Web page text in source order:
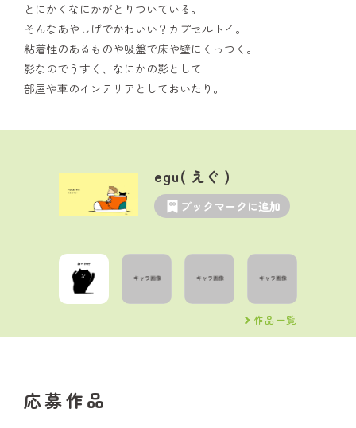
とにかくなにかがとりついている。
そんなあやしげでかわいい？カプセルトイ。
粘着性のあるものや吸盤で床や壁にくっつく。
影なのでうすく、なにかの影として
部屋や車のインテリアとしておいたり。
egu( えぐ )
ブックマークに追加
作品一覧
応募作品